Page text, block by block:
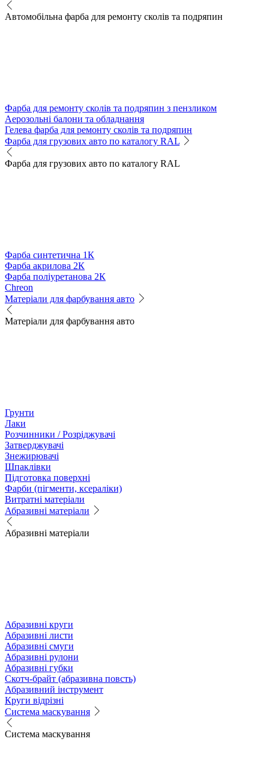
Автомобільна фарба для ремонту сколів та подряпин
Фарба для ремонту сколів та подряпин з пензликом
Аерозольні балони та обладнання
Гелева фарба для ремонту сколів та подряпин
Фарба для грузових авто по каталогу RAL
Фарба для грузових авто по каталогу RAL
Фарба синтетична 1К
Фарба акрилова 2К
Фарба поліуретанова 2К
Chreon
Матеріали для фарбування авто
Матеріали для фарбування авто
Грунти
Лаки
Розчинники / Розріджувачі
Затверджувачі
Знежирювачі
Шпаклівки
Підготовка поверхні
Фарби (пігменти, ксераліки)
Витратні матеріали
Абразивні матеріали
Абразивні матеріали
Абразивні круги
Абразивні листи
Абразивні смуги
Абразивні рулони
Абразивні губки
Скотч-брайт (абразивна повсть)
Абразивний інструмент
Круги відрізні
Система маскування
Система маскування